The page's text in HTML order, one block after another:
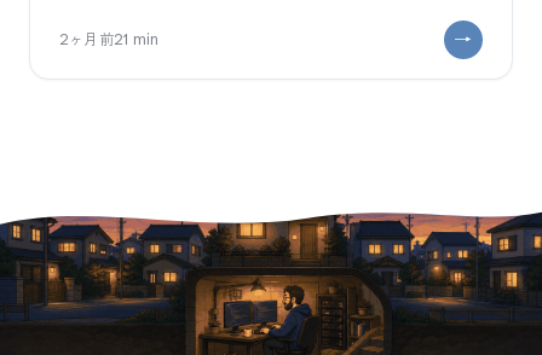
2ヶ月前21 min